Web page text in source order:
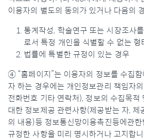
이용자의 별도의 동의가 있거나 다음의
통계작성, 학술연구 또는 시장조사
로서 특정 개인을 식별할 수 없는
법률에 특별한 규정이 있는 경우
④ “홈페이지”는 이용자의 정보를 수집
자 하는 경우에는 개인정보관리 책임자
전화번호 기타 연락처), 정보의 수집목적
대한 정보제공 관련사항(제공받는 자, 제
의 내용)등 정보통신망이용촉진등에관
규정한 사항을 미리 명시하거나 고지합